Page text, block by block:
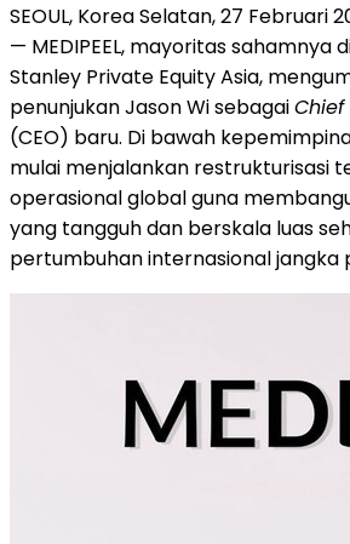
SEOUL, Korea Selatan, 27 Februari
— MEDIPEEL, mayoritas sahamnya
Stanley Private Equity Asia,
penunjukan Jason Wi sebagaiChief
(CEO) baru. Di bawah
mulai menjalankan restrukturisasi
operasional global guna
yang tangguh dan berskala luas
pertumbuhan internasional jangka